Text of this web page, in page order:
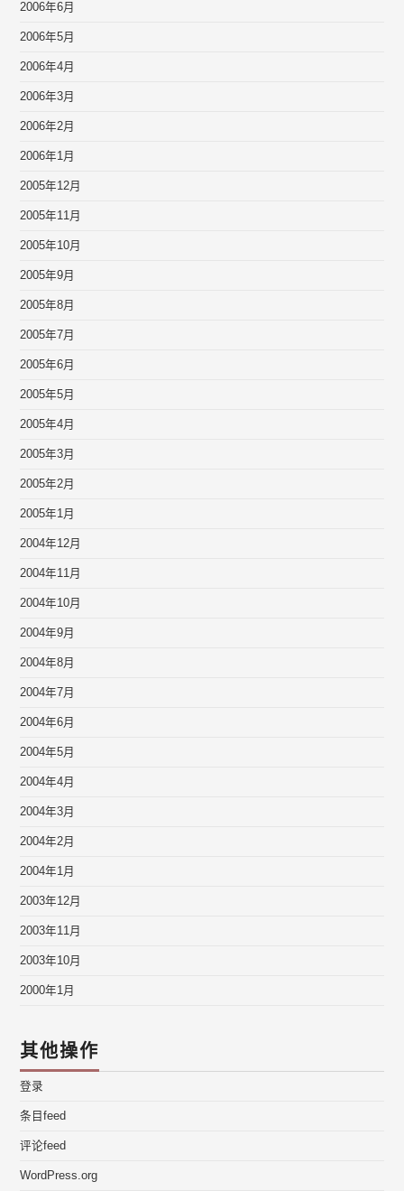
2006年6月
2006年5月
2006年4月
2006年3月
2006年2月
2006年1月
2005年12月
2005年11月
2005年10月
2005年9月
2005年8月
2005年7月
2005年6月
2005年5月
2005年4月
2005年3月
2005年2月
2005年1月
2004年12月
2004年11月
2004年10月
2004年9月
2004年8月
2004年7月
2004年6月
2004年5月
2004年4月
2004年3月
2004年2月
2004年1月
2003年12月
2003年11月
2003年10月
2000年1月
其他操作
登录
条目feed
评论feed
WordPress.org